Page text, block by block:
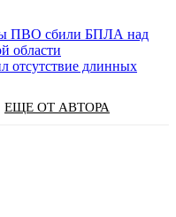
ПВО сбили БПЛА над
области
отсутствие длинных
ЕЩЕ ОТ АВТОРА